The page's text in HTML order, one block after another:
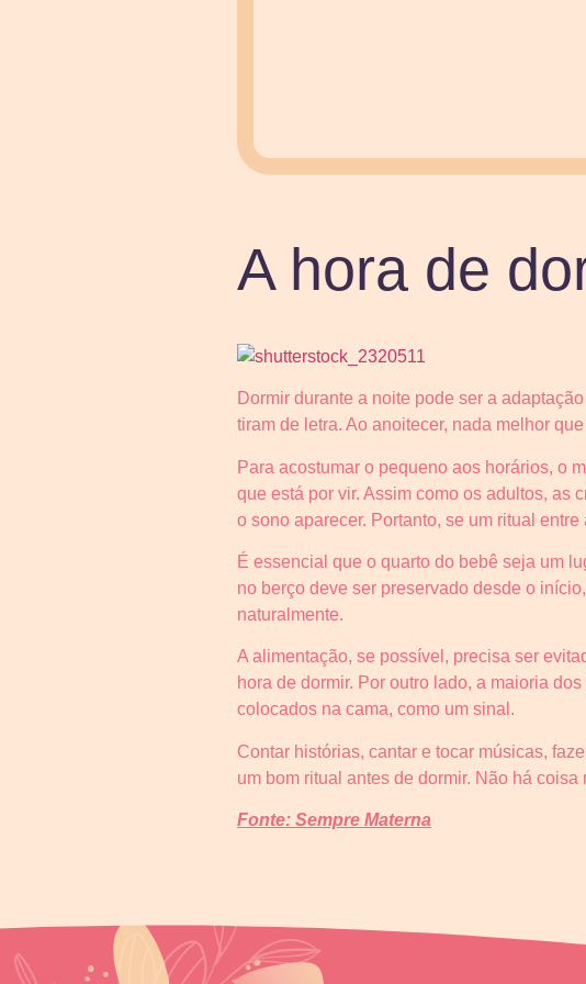
A hora de
Dormir durante a noite pode ser a
tiram de letra. Ao anoitecer, nada melhor
Para acostumar o pequeno aos horários, o
que está por vir. Assim como os adultos, as
o sono aparecer. Portanto, se um ritual
É essencial que o quarto do bebê seja um
no berço deve ser preservado desde o
naturalmente.
A alimentação, se possível, precisa ser
hora de dormir. Por outro lado, a maioria
colocados na cama, como um sinal.
Contar histórias, cantar e tocar músicas,
um bom ritual antes de dormir. Não há
Fonte: Sempre Materna